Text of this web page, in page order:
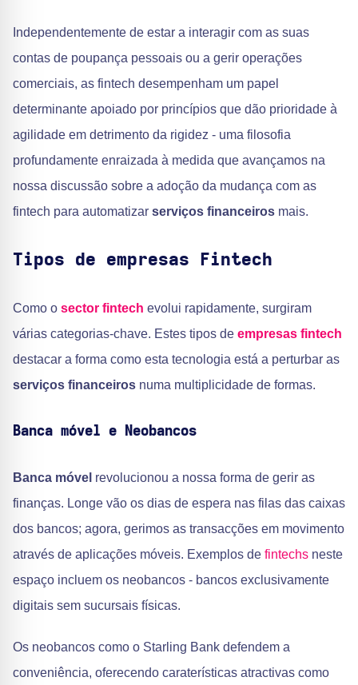
Independentemente de estar a interagir com as suas
contas de poupança pessoais ou a gerir operações
comerciais, as fintech desempenham um papel
determinante apoiado por princípios que dão prioridade à
agilidade em detrimento da rigidez - uma filosofia
profundamente enraizada à medida que avançamos na
nossa discussão sobre a adoção da mudança com as
fintech para automatizar serviços financeiros mais.
Tipos de empresas Fintech
Como o sector fintech evolui rapidamente, surgiram
várias categorias-chave. Estes tipos de empresas fintech
destacar a forma como esta tecnologia está a perturbar as
serviços financeiros numa multiplicidade de formas.
Banca móvel e Neobancos
Banca móvel revolucionou a nossa forma de gerir as
finanças. Longe vão os dias de espera nas filas das caixas
dos bancos; agora, gerimos as transacções em movimento
através de aplicações móveis. Exemplos de fintechs neste
espaço incluem os neobancos - bancos exclusivamente
digitais sem sucursais físicas.
Os neobancos como o Starling Bank defendem a
conveniência, oferecendo caraterísticas atractivas como